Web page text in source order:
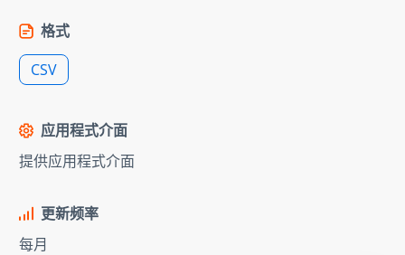
格式
CSV
应用程式介面
提供应用程式介面
更新频率
每月